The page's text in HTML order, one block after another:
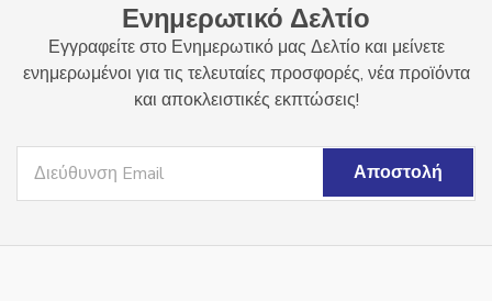
Ενημερωτικό Δελτίο
Εγγραφείτε στο Ενημερωτικό μας Δελτίο και μείνετε
ενημερωμένοι για τις τελευταίες προσφορές, νέα προϊόντα
και αποκλειστικές εκπτώσεις!